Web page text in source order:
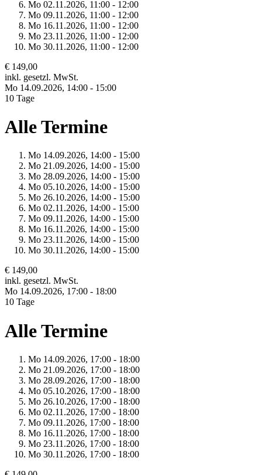
Mo 02.11.2026, 11:00 - 12:00
Mo 09.11.2026, 11:00 - 12:00
Mo 16.11.2026, 11:00 - 12:00
Mo 23.11.2026, 11:00 - 12:00
Mo 30.11.2026, 11:00 - 12:00
€ 149,00
inkl. gesetzl. MwSt.
Mo 14.09.2026, 14:00 - 15:00
10 Tage
Alle Termine
Mo 14.09.2026, 14:00 - 15:00
Mo 21.09.2026, 14:00 - 15:00
Mo 28.09.2026, 14:00 - 15:00
Mo 05.10.2026, 14:00 - 15:00
Mo 26.10.2026, 14:00 - 15:00
Mo 02.11.2026, 14:00 - 15:00
Mo 09.11.2026, 14:00 - 15:00
Mo 16.11.2026, 14:00 - 15:00
Mo 23.11.2026, 14:00 - 15:00
Mo 30.11.2026, 14:00 - 15:00
€ 149,00
inkl. gesetzl. MwSt.
Mo 14.09.2026, 17:00 - 18:00
10 Tage
Alle Termine
Mo 14.09.2026, 17:00 - 18:00
Mo 21.09.2026, 17:00 - 18:00
Mo 28.09.2026, 17:00 - 18:00
Mo 05.10.2026, 17:00 - 18:00
Mo 26.10.2026, 17:00 - 18:00
Mo 02.11.2026, 17:00 - 18:00
Mo 09.11.2026, 17:00 - 18:00
Mo 16.11.2026, 17:00 - 18:00
Mo 23.11.2026, 17:00 - 18:00
Mo 30.11.2026, 17:00 - 18:00